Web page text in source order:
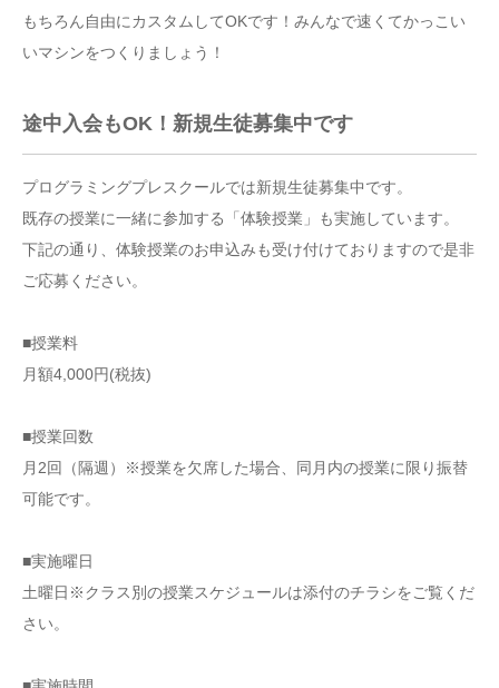
もちろん自由にカスタムしてOKです！みんなで速くてかっこい
いマシンをつくりましょう！
途中入会もOK！新規生徒募集中です
プログラミングプレスクールでは新規生徒募集中です。
既存の授業に一緒に参加する「体験授業」も実施しています。
下記の通り、体験授業のお申込みも受け付けておりますので是非
ご応募ください。
■授業料
月額4,000円(税抜)
■授業回数
月2回（隔週）※授業を欠席した場合、同月内の授業に限り振替
可能です。
■実施曜日
土曜日※クラス別の授業スケジュールは添付のチラシをご覧くだ
さい。